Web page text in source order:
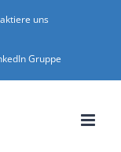
uns
Gruppe